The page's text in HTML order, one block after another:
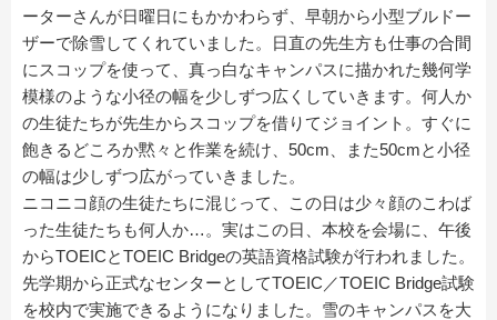
ーターさんが日曜日にもかかわらず、早朝から小型ブルドー
ザーで除雪してくれていました。日直の先生方も仕事の合間
にスコップを使って、真っ白なキャンパスに描かれた幾何学
模様のような小径の幅を少しずつ広くしていきます。何人か
の生徒たちが先生からスコップを借りてジョイント。すぐに
飽きるどころか黙々と作業を続け、50cm、また50cmと小径
の幅は少しずつ広がっていきました。
ニコニコ顔の生徒たちに混じって、この日は少々顔のこわば
った生徒たちも何人か…。実はこの日、本校を会場に、午後
からTOEICとTOEIC Bridgeの英語資格試験が行われました。
先学期から正式なセンターとしてTOEIC／TOEIC Bridge試験
を校内で実施できるようになりました。雪のキャンパスを大